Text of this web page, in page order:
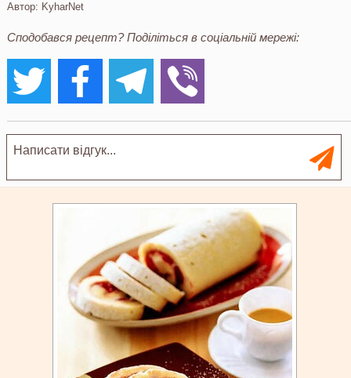
Автор: KyharNet
Сподобався рецепт? Поділіться в соціальній мережі: